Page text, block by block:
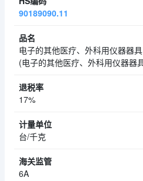
90189090.11
电子的其他医疗、外科用仪器器具
(电子的其他医疗、外科用仪器器
17%
台/千克
6A